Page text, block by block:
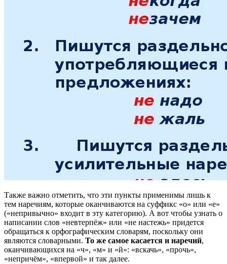
Также важно отметить, что эти пункты применимы лишь к
тем наречиям, которые оканчиваются на суффикс «о» или «е»
(«непривычно» входит в эту категорию). А вот чтобы узнать о
написании слов «невтерпёж» или «не настежь» придется
обращаться к орфографическим словарям, поскольку они
являются словарными. То же самое касается и наречий,
оканчивающихся на «ч», «м» и «й»: «вскачь», «прочь»,
«непричём», «впервой» и так далее.